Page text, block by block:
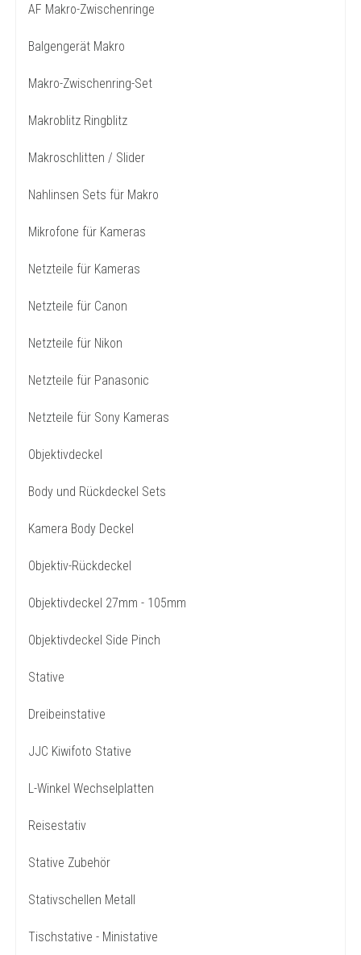
AF Makro-Zwischenringe
Balgengerät Makro
Makro-Zwischenring-Set
Makroblitz Ringblitz
Makroschlitten / Slider
Nahlinsen Sets für Makro
Mikrofone für Kameras
Netzteile für Kameras
Netzteile für Canon
Netzteile für Nikon
Netzteile für Panasonic
Netzteile für Sony Kameras
Objektivdeckel
Body und Rückdeckel Sets
Kamera Body Deckel
Objektiv-Rückdeckel
Objektivdeckel 27mm - 105mm
Objektivdeckel Side Pinch
Stative
Dreibeinstative
JJC Kiwifoto Stative
L-Winkel Wechselplatten
Reisestativ
Stative Zubehör
Stativschellen Metall
Tischstative - Ministative